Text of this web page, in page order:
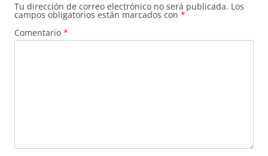
Tu dirección de correo electrónico no será publicada. Los
campos obligatorios están marcados con *
Comentario *